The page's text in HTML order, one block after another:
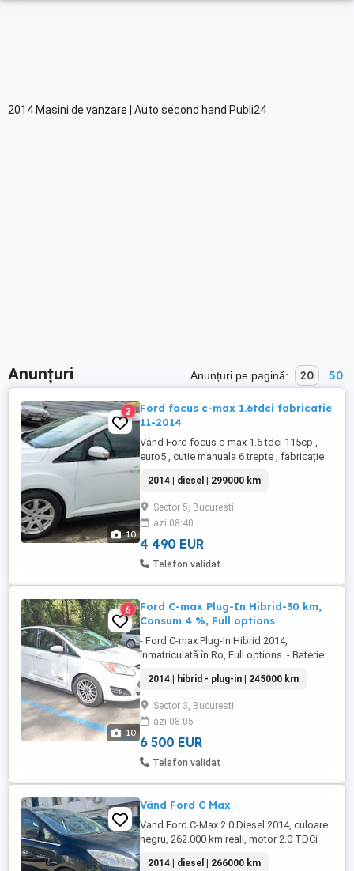
2014 Masini de vanzare | Auto second hand Publi24
Anunțuri Anunțuri pe pagină: 20 50
10
2
Ford focus c-max 1.6tdci fabricatie
11-2014
Vând Ford focus c-max 1.6 tdci 115cp ,
euro5 , cutie manuala 6 trepte , fabricație
înmatriculată Romania pe numele meu.
Dotări: Clima automata , navigație
originală , scaune față încălzite , închidere
centralizată , senzori ploaie , senzori
lumina , senzori presiune ...
2014 | diesel | 299000 km
Sector 5, Bucuresti
azi 08:40
4 490 EUR
Telefon validat
10
6
Ford C-max Plug-In Hibrid-30 km,
Consum 4 %, Full options
- Ford C-max Plug-In Hibrid 2014,
înmatriculată în Ro, Full options. - Baterie
aprox. 30 km - Motor benzina 2.0 (
1999cc) L ciclu Atkinson cu un consum
excepțional 4.0L LA 100km IN ORAȘ cu
Clima pornita - Cutie automata CVT, la fel
ca toyota - Interior piele ...
2014 | hibrid - plug-in | 245000 km
Sector 3, Bucuresti
azi 08:05
6 500 EUR
Telefon validat
Vând Ford C Max
Vand Ford C-Max 2.0 Diesel 2014, culoare
negru, 262.000 km reali, motor 2.0 TDCi
schimbată în august 2025 Cutie automata
2014 | diesel | 266000 km